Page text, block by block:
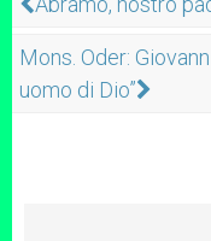
Mons. Oder:
uomo di Dio”